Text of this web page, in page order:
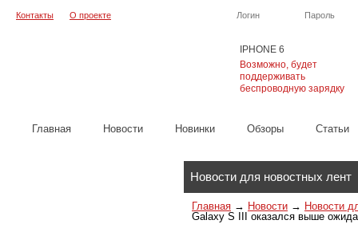
IPHONE 6
Возможно, будет
поддерживать
беспроводную зарядку
Логин Пароль
Контакты О проекте
Главная Новости Новинки Обзоры Cтатьи
Новости для новостных лент
Главная → Новости → Новости
Galaxy S III оказался выше